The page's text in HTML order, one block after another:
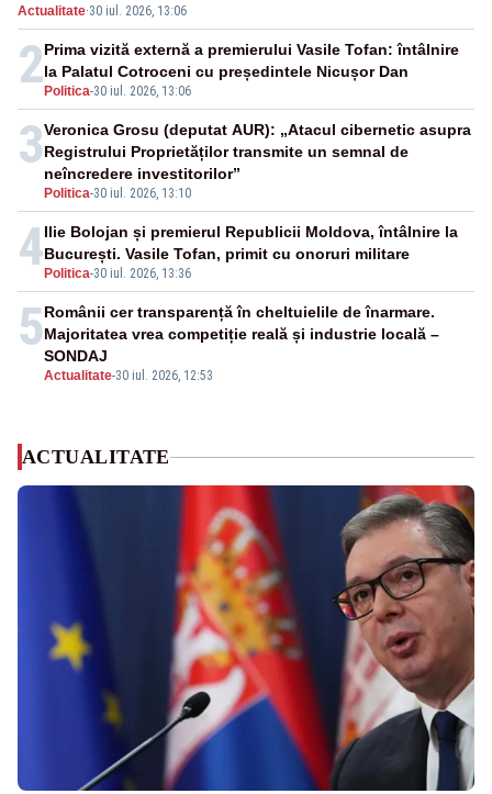
achiziții și un echilibru între partenerii externi
Actualitate·30 iul. 2026, 13:06
2 Politica-30 iul. 2026, 13:06
Prima vizită externă a premierului Vasile Tofan: întâlnire
la Palatul Cotroceni cu președintele Nicușor Dan
3
Politica-30 iul. 2026, 13:10
Veronica Grosu (deputat AUR): „Atacul cibernetic asupra
Registrului Proprietăților transmite un semnal de
neîncredere investitorilor”
4 Politica-30 iul. 2026, 13:36
Ilie Bolojan și premierul Republicii Moldova, întâlnire la
București. Vasile Tofan, primit cu onoruri militare
5
Actualitate-30 iul. 2026, 12:53
Românii cer transparență în cheltuielile de înarmare.
Majoritatea vrea competiție reală și industrie locală –
SONDAJ
ACTUALITATE